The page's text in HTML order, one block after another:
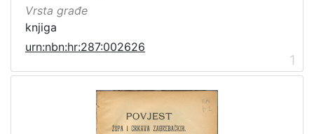
Zbirka
Knjige za djecu i mladež
Vrsta građe
knjiga
urn:nbn:hr:287:002626
1